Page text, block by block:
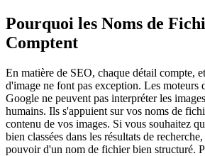
Pourquoi les Noms de
Comptent
En matière de SEO, chaque détail compte,
d'image ne font pas exception. Les moteurs
Google ne peuvent pas interpréter les
humains. Ils s'appuient sur vos noms de
contenu de vos images. Si vous souhaitez
bien classées dans les résultats de
pouvoir d'un nom de fichier bien structuré.